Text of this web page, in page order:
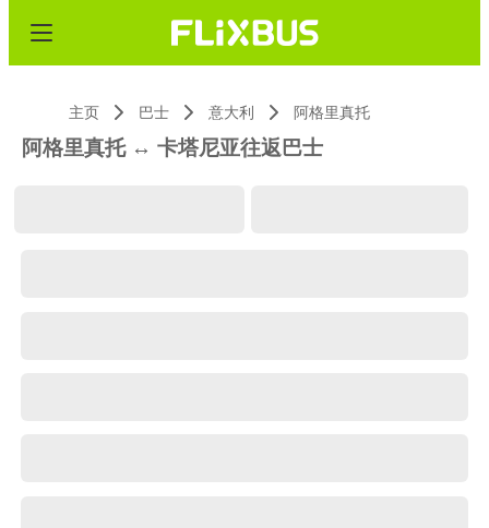
主页 巴士 意大利 阿格里真托
阿格里真托 ↔ 卡塔尼亚往返巴士